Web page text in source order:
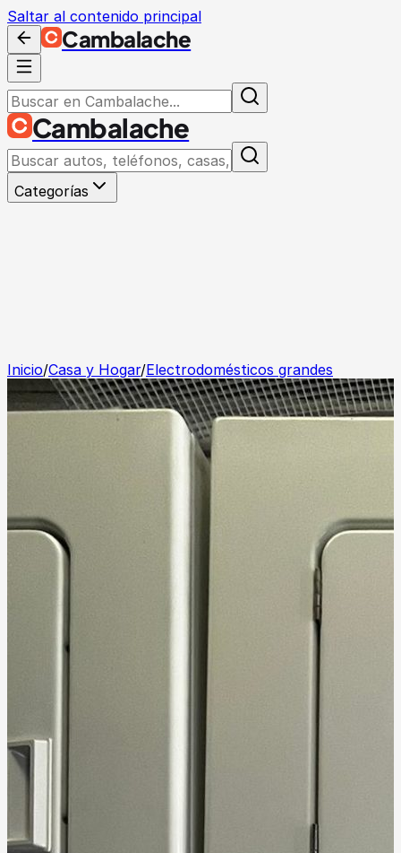
Saltar al contenido principal
Cambalache
Cambalache
Categorías
Inicio/Casa y Hogar/Electrodomésticos grandes